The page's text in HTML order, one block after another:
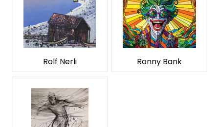
Rolf Nerli Ronny Bank